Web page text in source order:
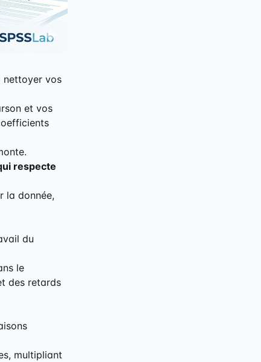
nettoyer vos
et vos
respecte
la donnée,
du
le
des retards
multipliant